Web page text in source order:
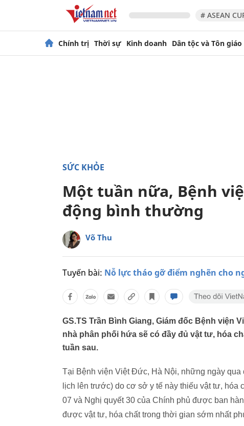
# ASEAN
Chính trị Thời sự Kinh doanh Dân tộc và Tôn giáo
SỨC KHỎE
Một tuần nữa, Bệnh
động bình thường
Võ Thu
Tuyến bài: Nỗ lực tháo gỡ điểm nghẽn cho
GS.TS Trần Bình Giang, Giám đốc Bệnh viện
nhà phân phối hứa sẽ có đầy đủ vật tư, hóa
tuần sau.
Tại Bệnh viện Việt Đức, Hà Nội, những ngày qua
lịch lên trước) do cơ sở y tế này thiếu vật tư,
07 và Nghị quyết 30 của Chính phủ được ban
được vật tư, hóa chất trong thời gian sớm nhất